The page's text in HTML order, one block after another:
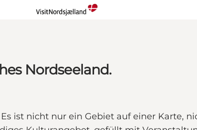
Nordseeland.
ist nicht nur ein Gebiet auf einer Karte,